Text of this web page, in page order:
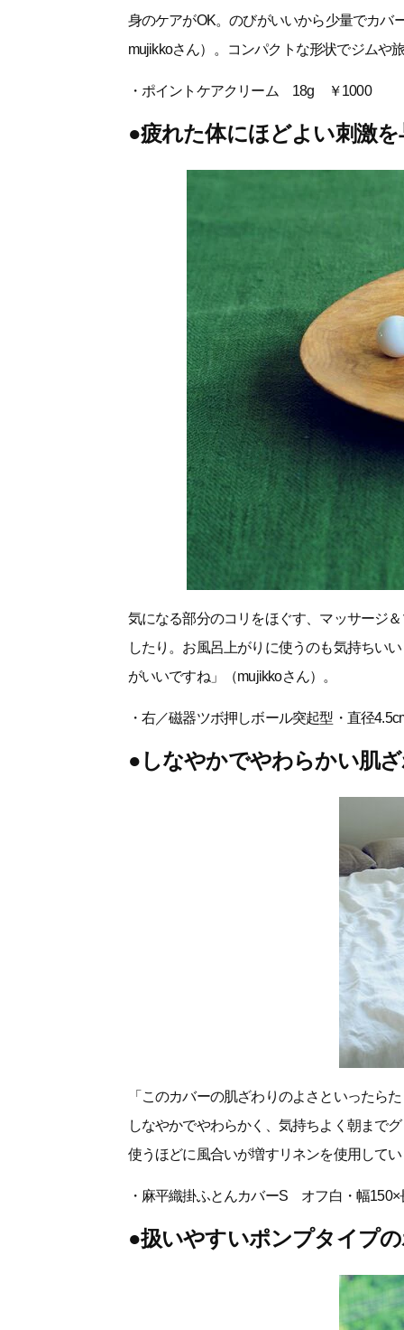
身のケアがOK。のびがいいから少量でカバ
mujikkoさん）。コンパクトな形状でジムや
・ポイントケアクリーム 18g ￥1000
●疲れた体にほどよい刺激
気になる部分のコリをほぐす、マッサージ
したり。お風呂上がりに使うのも気持ちい
がいいですね」（mujikkoさん）。
・右／磁器ツボ押しボール突起型・直径
●しなやかでやわらかい肌
「このカバーの肌ざわりのよさといったら
しなやかでやわらかく、気持ちよく朝まで
使うほどに風合いが増すリネンを使用して
・麻平織掛ふとんカバーS オフ白・幅
●扱いやすいポンプタイプ